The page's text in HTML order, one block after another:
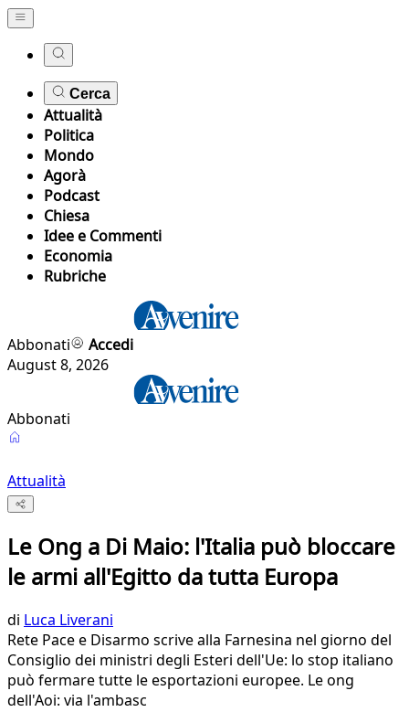
Cerca
Attualità
Politica
Mondo
Agorà
Podcast
Chiesa
Idee e Commenti
Economia
Rubriche
Abbonati
Accedi
August 8, 2026
Abbonati
Attualità
Le Ong a Di Maio: l'Italia può bloccare
le armi all'Egitto da tutta Europa
di Luca Liverani
Rete Pace e Disarmo scrive alla Farnesina nel giorno del
Consiglio dei ministri degli Esteri dell'Ue: lo stop italiano
può fermare tutte le esportazioni europee. Le ong
dell'Aoi: via l'ambasc